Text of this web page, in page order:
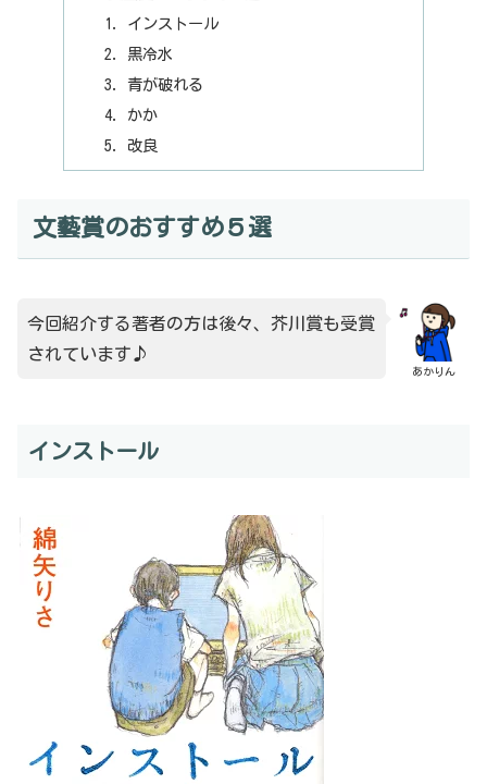
インストール
黒冷水
青が破れる
かか
改良
文藝賞のおすすめ５選
あかりん
今回紹介する著者の方は後々、芥川賞も受賞
されています♪
インストール